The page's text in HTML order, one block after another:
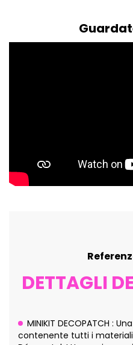
DETTAGLI
MINIKIT DECOPATCH :
contenente tutti i